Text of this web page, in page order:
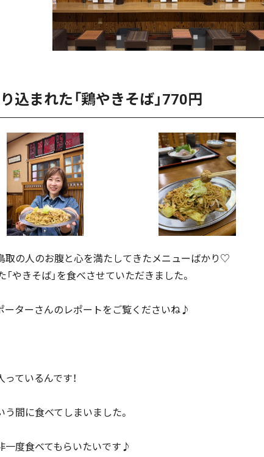
込まれた「鶏やきそば」770円
取の人のお腹と心を満たしてきたメニューばかり♡
やきそば」を食べさせていただきました。
ターさんのレポートをご覧くださいね♪
っているんです！
間に食べてしまいました。
一度食べてもらいたいです♪